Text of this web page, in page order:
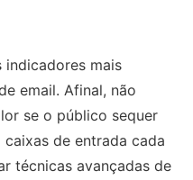
indicadores mais
email. Afinal, não
se o público sequer
de entrada cada
técnicas avançadas de